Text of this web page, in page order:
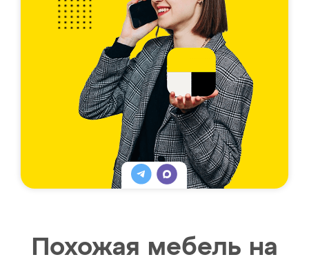
Похожая мебель на